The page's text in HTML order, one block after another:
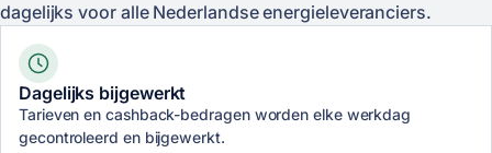
dagelijks voor alle Nederlandse energieleveranciers.
Dagelijks bijgewerkt
Tarieven en cashback-bedragen worden elke werkdag
gecontroleerd en bijgewerkt.